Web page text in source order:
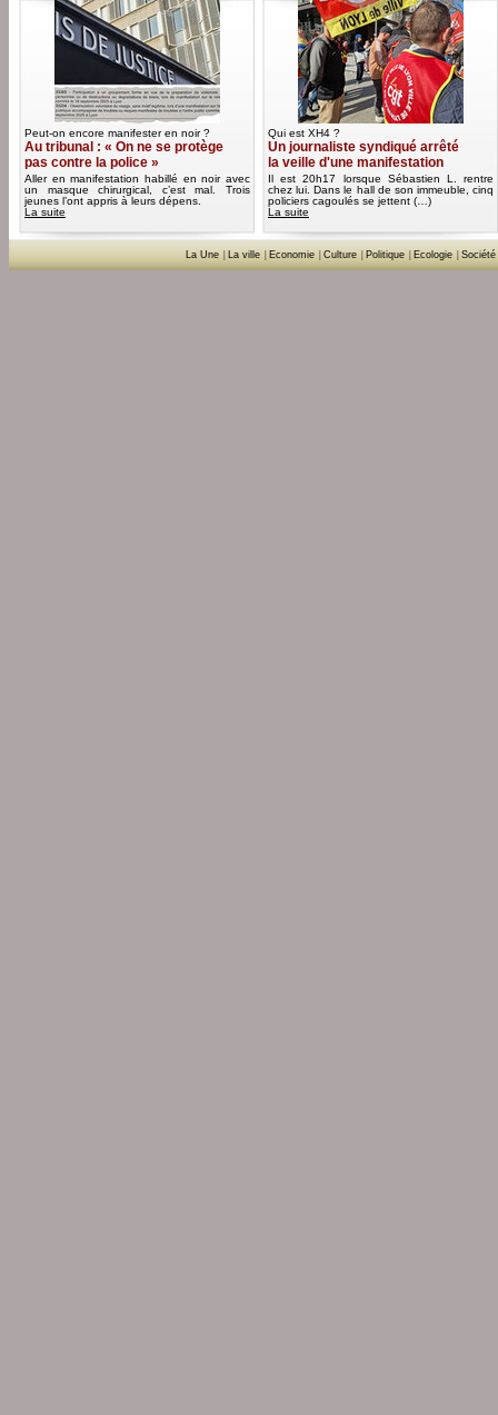
Peut-on encore manifester en noir ?
Au tribunal : « On ne se protège
pas contre la police »
Aller en manifestation habillé en noir avec
un masque chirurgical, c’est mal. Trois
jeunes l’ont appris à leurs dépens.
La suite
Qui est XH4 ?
Un journaliste syndiqué arrêté
la veille d'une manifestation
Il est 20h17 lorsque Sébastien L. rentre
chez lui. Dans le hall de son immeuble, cinq
policiers cagoulés se jettent (…)
La suite
La Une La ville Economie Culture Politique Ecologie Société